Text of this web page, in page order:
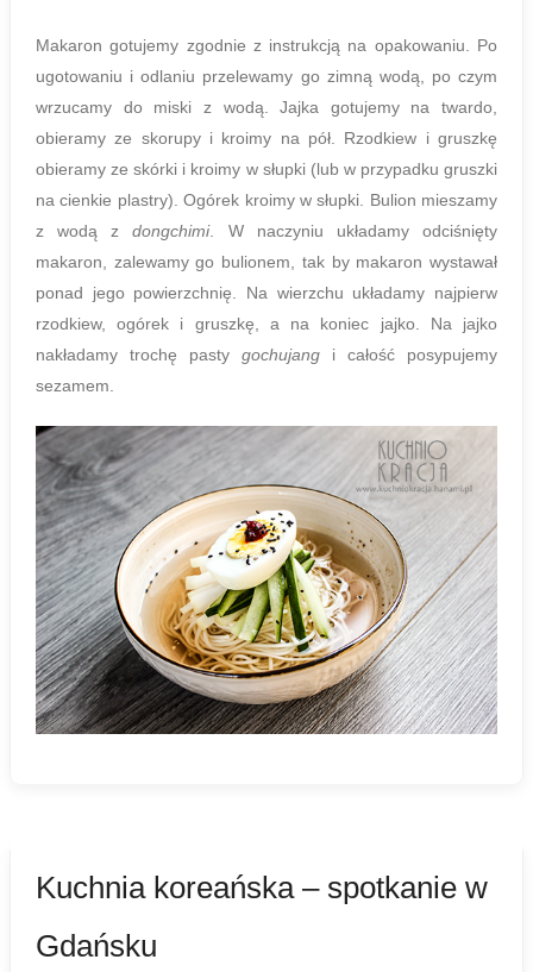
Makaron gotujemy zgodnie z instrukcją na opakowaniu. Po
ugotowaniu i odlaniu przelewamy go zimną wodą, po czym
wrzucamy do miski z wodą. Jajka gotujemy na twardo,
obieramy ze skorupy i kroimy na pół. Rzodkiew i gruszkę
obieramy ze skórki i kroimy w słupki (lub w przypadku gruszki
na cienkie plastry). Ogórek kroimy w słupki. Bulion mieszamy
z wodą zdongchimi. W naczyniu układamy odciśnięty
makaron, zalewamy go bulionem, tak by makaron wystawał
ponad jego powierzchnię. Na wierzchu układamy najpierw
rzodkiew, ogórek i gruszkę, a na koniec jajko. Na jajko
nakładamy trochę pasty gochujang i całość posypujemy
sezamem.
Kuchnia koreańska – spotkanie w
Gdańsku